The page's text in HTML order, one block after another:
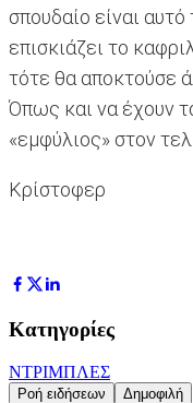
σπουδαίο είναι
επισκιάζει το
τότε θα αποκτούσε
Όπως και να έχουν
«εμφύλιος» στον
Κρίστοφερ
Κατηγορίες
ΝΤΡΙΜΠΛΕΣ
Ροή ειδήσεων Δημοφιλή